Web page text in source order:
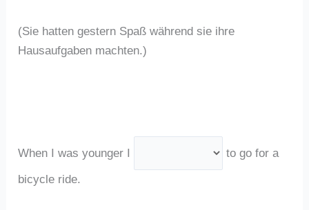
(Sie hatten gestern Spaß während sie ihre
Hausaufgaben machten.)
When I was younger I
to go for a
bicycle ride.